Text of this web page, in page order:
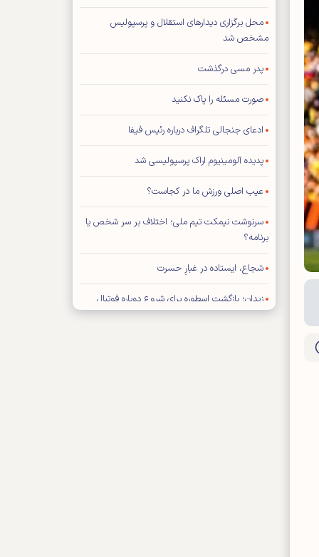
محل برگزاری دیدار‌های استقلال و پرسپولیس
مشخص شد
پدر مسی درگذشت
صورت مسئله را پاک نکنید
ادعای جنجالی تلگراف درباره رئیس فیفا
پدیده آلومینیوم اراک پرسپولیسی شد
عیب اصلی ورزش ما در کجاست؟
سرنوشت نیمکت تیم ملی؛ اختلاف بر سر شخص یا
برنامه؟
شجاع، ایستاده در غبارِ حسرت
زیدان؛ بازگشت اسطوره برای شروع دوباره فوتبال
فرانسه